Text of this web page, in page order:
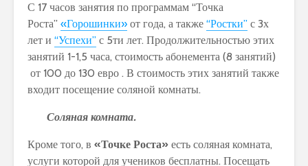
С 17 часов занятия по программам “Точка
Роста” «Горошинки» от года, а также “Ростки” с 3х
лет и “Успехи” с 5ти лет. Продолжительностью этих
занятий 1-1,5 часа, стоимость абонемента (8 занятий)
от 100 до 130 евро . В стоимость этих занятий также
входит посещение соляной комнаты.
Соляная комната.
Кроме того, в «Точке Роста» есть соляная комната,
услуги которой для учеников бесплатны. Посещать